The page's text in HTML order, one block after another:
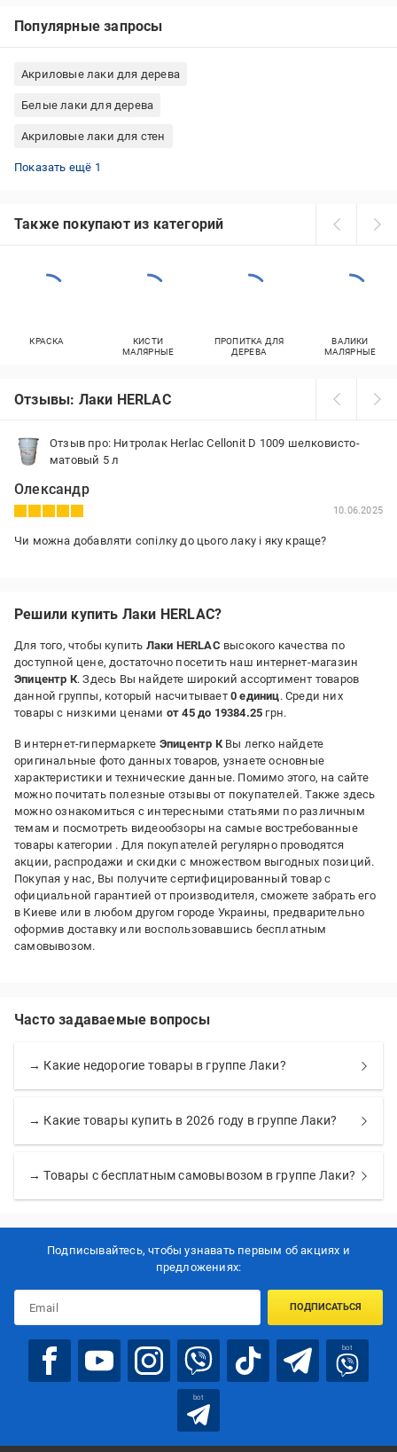
Популярные запросы
Акриловые лаки для дерева
Белые лаки для дерева
Акриловые лаки для стен
Полиуретановые лаки для дерева
Показать ещё 1
Также покупают из категорий
КРАСКА
КИСТИ
МАЛЯРНЫЕ
ПРОПИТКА ДЛЯ
ДЕРЕВА
ВАЛИКИ
МАЛЯРНЫЕ
Отзывы: Лаки HERLAC
Отзыв про: Нитролак Herlac Cellonit D 1009 шелковисто-
матовый 5 л
Олександр
10.06.2025
Чи можна добавляти сопілку до цього лаку і яку краще?
Решили купить Лаки HERLAC?
Для того, чтобы купить Лаки HERLAC высокого качества по
доступной цене, достаточно посетить наш интернет-магазин
Эпицентр К. Здесь Вы найдете широкий ассортимент товаров
данной группы, который насчитывает 0 единиц. Среди них
товары с низкими ценами от 45 до 19384.25 грн.
В интернет-гипермаркете Эпицентр КВы легко найдете
оригинальные фото данных товаров, узнаете основные
характеристики и технические данные. Помимо этого, на сайте
можно почитать полезные отзывы от покупателей. Также здесь
можно ознакомиться с интересными статьями по различным
темам и посмотреть видеообзоры на самые востребованные
товары категории . Для покупателей регулярно проводятся
акции, распродажи и скидки с множеством выгодных позиций.
Покупая у нас, Вы получите сертифицированный товар с
официальной гарантией от производителя, сможете забрать его
в Киеве или в любом другом городе Украины, предварительно
оформив доставку или воспользовавшись бесплатным
самовывозом.
Часто задаваемые вопросы
→ Какие недорогие товары в группе Лаки?
→ Какие товары купить в 2026 году в группе Лаки?
→ Товары с бесплатным самовывозом в группе Лаки?
Подписывайтесь, чтобы узнавать первым об акцияx и
предложениях:
ПОДПИСАТЬСЯ
bot
bot